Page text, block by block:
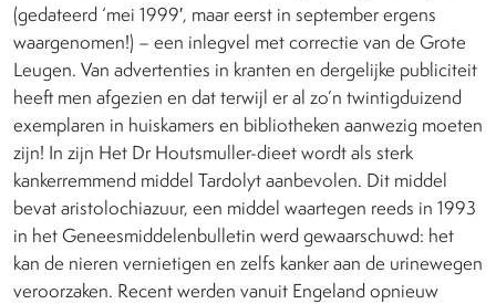
(gedateerd ‘mei 1999′, maar eerst in september ergens
waargenomen!) – een inlegvel met correctie van de Grote
Leugen. Van advertenties in kranten en dergelijke publiciteit
heeft men afgezien en dat terwijl er al zo’n twintigduizend
exemplaren in huiskamers en bibliotheken aanwezig moeten
zijn! In zijn Het Dr Houtsmuller-dieet wordt als sterk
kankerremmend middel Tardolyt aanbevolen. Dit middel
bevat aristolochiazuur, een middel waartegen reeds in 1993
in het Geneesmiddelenbulletin werd gewaarschuwd: het
kan de nieren vernietigen en zelfs kanker aan de urinewegen
veroorzaken. Recent werden vanuit Engeland opnieuw